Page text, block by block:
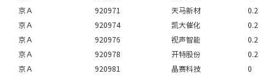
京Ａ
920971 天马新材
0.2
京Ａ
920974 凯大催化
0.2
京Ａ
920976 视声智能
0.2
京Ａ
920978 开特股份
0.2
京Ａ
920981 晶赛科技
0